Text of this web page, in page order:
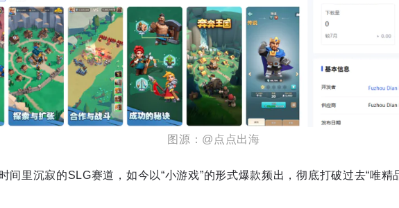
图源：@点点出海
间里沉寂的SLG赛道，如今以“小游戏”的形式爆款频出，彻底打破过去“唯精